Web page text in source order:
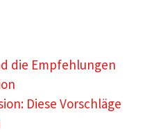
die Empfehlungen
Diese Vorschläge